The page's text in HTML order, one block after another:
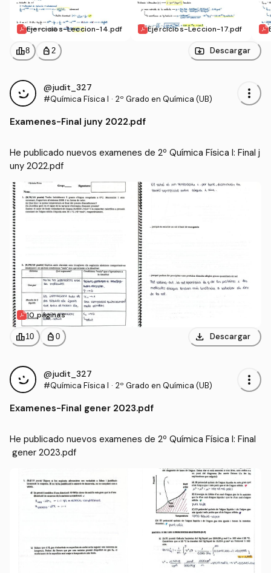
Ejercicios-Leccion-14.pdf Ejercicios-Leccion-17.pdf
leaderboard8 personal_bag 2 Descargar
@judit_327
#Química Física I · 2º Grado en Química (UB) more_vert
Examenes-Final juny 2022.pdf
He publicado nuevos examenes de 2º Química Física I: Final j
uny 2022.pdf
10 páginas
leaderboard10 personal_bag 0 download Descargar
@judit_327
#Química Física I · 2º Grado en Química (UB) more_vert
Examenes-Final gener 2023.pdf
He publicado nuevos examenes de 2º Química Física I: Final
gener 2023.pdf